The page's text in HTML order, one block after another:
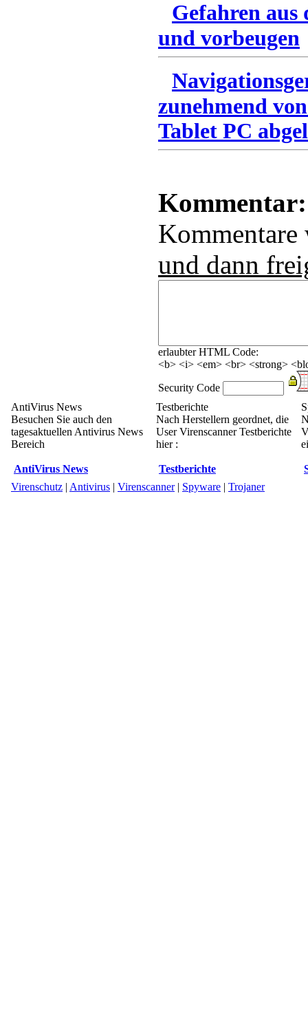
Gefahren
und vorbeugen
zunehmend
Tablet PC
Kommentar:
und dann
erlaubter HTML Code:
<b> <i> <em> <br> <strong>
Security Code
AntiVirus News
Besuchen Sie auch den
tagesaktuellen Antivirus News
Bereich
AntiVirus News
Testberichte
Nach Herstellern geordnet, die
User Virenscanner Testberichte
hier :
Testberichte
Virenschutz | Antivirus | Virenscanner| Spyware | Trojaner